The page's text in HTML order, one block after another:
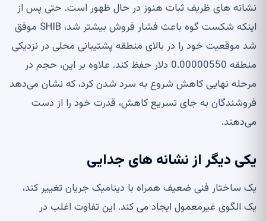
نشانه های ظریف ثبات هنوز در حال ظهور است. حتی پس از
اینکه شکست گوه باعث فشار فروش بیشتر شد، SHIB موفق
شد موقعیت خود را در بالای منطقه پشتیبانی محلی در نزدیکی
منطقه 0.00000550 دلار حفظ کند. علاوه بر این، حجم در
مرحله نهایی کاهش شروع به سرد شدن کرد، که نشان می‌دهد
فروشندگان به جای تسریع کاهش، قدرت خود را از دست
می‌دهند.
یکی دیگر از نشانه های جدایی
یک ساختار فنی ضعیف همراه با دینامیک جریان تغییر کند،
یک الگوی غیرمعمول ایجاد می کند. این تفاوت اغلب در